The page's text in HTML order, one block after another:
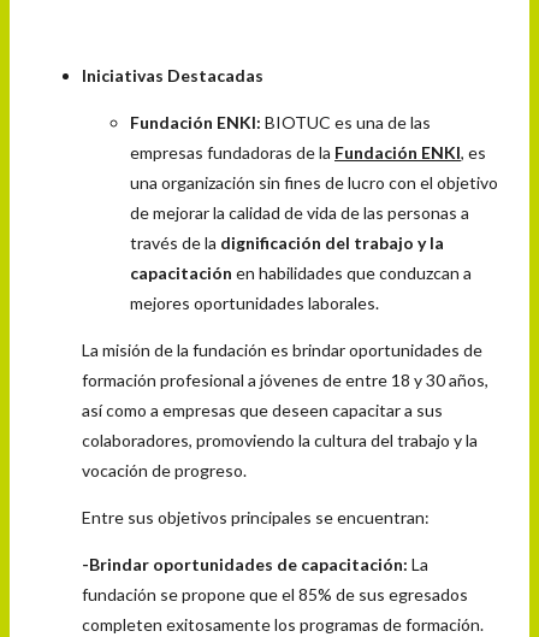
Iniciativas Destacadas
Fundación ENKI: BIOTUC es una de las
empresas fundadoras de la Fundación ENKI, es
una organización sin fines de lucro con el objetivo
de mejorar la calidad de vida de las personas a
través de la dignificación del trabajo y la
capacitación en habilidades que conduzcan a
mejores oportunidades laborales.
La misión de la fundación es brindar oportunidades de
formación profesional a jóvenes de entre 18 y 30 años,
así como a empresas que deseen capacitar a sus
colaboradores, promoviendo la cultura del trabajo y la
vocación de progreso.
Entre sus objetivos principales se encuentran:
-Brindar oportunidades de capacitación: La
fundación se propone que el 85% de sus egresados
completen exitosamente los programas de formación.